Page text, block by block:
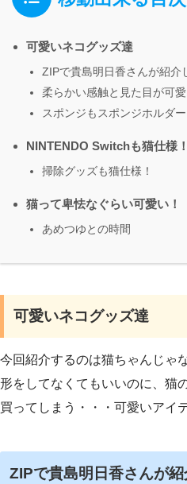
可愛いネコグッズ達
ZIPで貴島明日香さんが紹介
柔らかい感触と見た目が可
スポンジもスポンジホルダー
NINTENDO Switchも猫仕様！
掃除グッズも猫仕様！
猫って卑怯なぐらい可愛い！
あめつゆとの時間
可愛いネコグッズ達
今回紹介するのは猫ちゃんじゃ
形をしてなくてもいいのに、猫
買ってしまう・・・可愛いアイ
ZIPで貴島明日香さんが